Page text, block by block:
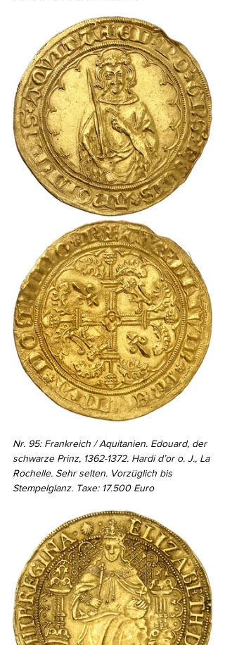
Nr. 95: Frankreich / Aquitanien. Edouard, der
schwarze Prinz, 1362-1372. Hardi d’or o. J., La
Rochelle. Sehr selten. Vorzüglich bis
Stempelglanz. Taxe: 17.500 Euro